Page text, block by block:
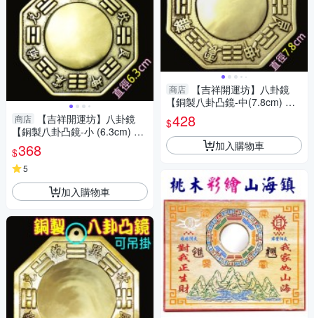
商店
【吉祥開運坊】八卦鏡
【銅製八卦凸鏡-小 (6.3cm) 銅
版 化壁刀 路沖 巷沖 】開光 擇
日
$368
5
加入購物車
商店
【吉祥開運坊】八卦鏡
【銅製八卦凸鏡-中(7.8cm) 銅
版 化壁刀 路沖 巷沖 】開光 擇
日
$428
加入購物車